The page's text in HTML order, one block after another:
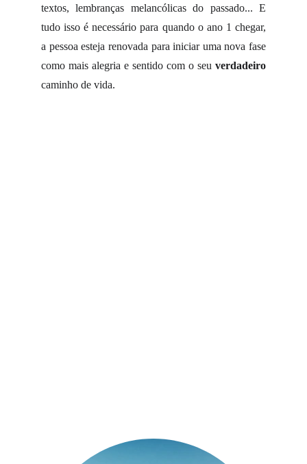
textos, lembranças melancólicas do passado... E
tudo isso é necessário para quando o ano 1 chegar,
a pessoa esteja renovada para iniciar uma nova fase
como mais alegria e sentido com o seu verdadeiro
caminho de vida.